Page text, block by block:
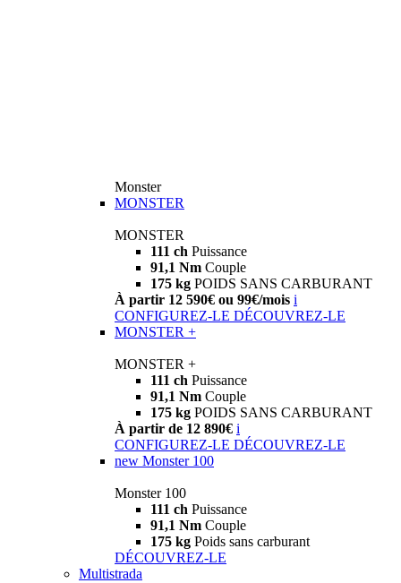
Monster
MONSTER
MONSTER
111 ch Puissance
91,1 Nm Couple
175 kg POIDS SANS CARBURANT
À partir 12 590€ ou 99€/mois i
CONFIGUREZ-LE DÉCOUVREZ-LE
MONSTER +
MONSTER +
111 ch Puissance
91,1 Nm Couple
175 kg POIDS SANS CARBURANT
À partir de 12 890€ i
CONFIGUREZ-LE DÉCOUVREZ-LE
new Monster 100
Monster 100
111 ch Puissance
91,1 Nm Couple
175 kg Poids sans carburant
DÉCOUVREZ-LE
Multistrada